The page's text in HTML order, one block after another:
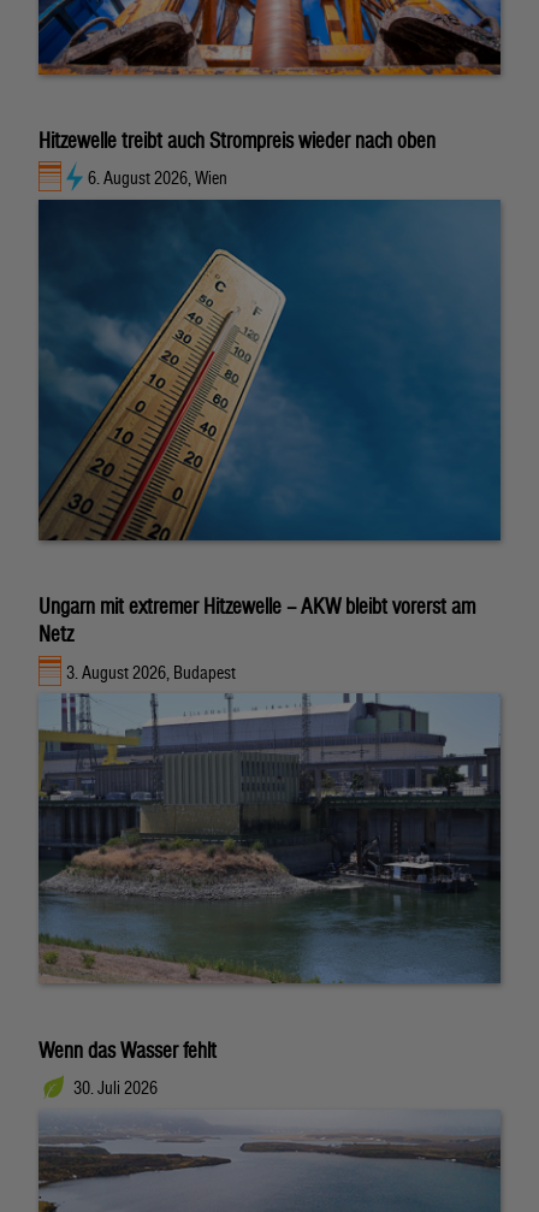
Hitzewelle treibt auch Strompreis wieder nach oben
6. August 2026, Wien
Ungarn mit extremer Hitzewelle – AKW bleibt vorerst am
Netz
3. August 2026, Budapest
Wenn das Wasser fehlt
30. Juli 2026